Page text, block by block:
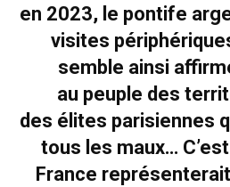
en 2023, le pontife
visites
semble ainsi
au peuple des
des élites parisiennes
tous les maux…
France